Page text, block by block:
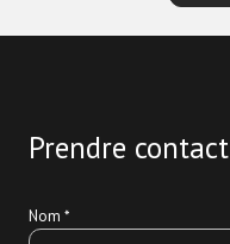
Prendre contact
Nom *